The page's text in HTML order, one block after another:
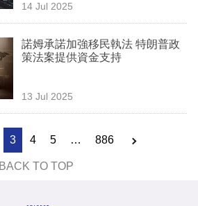
14 Jul 2025
諾姆承諾加強移民執法 特朗普政
策法案提供資金支持
13 Jul 2025
3 4 5 … 886
BACK TO TOP